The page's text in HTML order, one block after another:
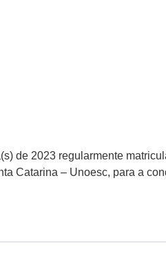
de 2023 regularmente
Catarina – Unoesc, para a